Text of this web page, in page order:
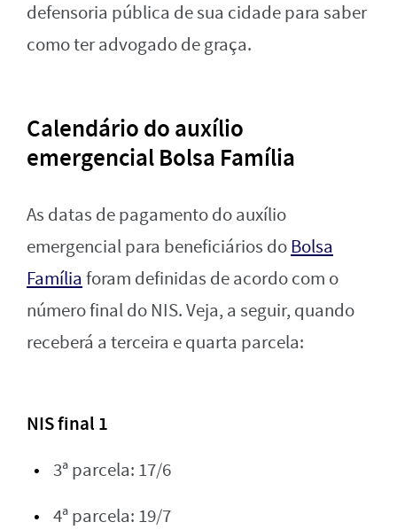
defensoria pública de sua cidade para saber
como ter advogado de graça.
Calendário do auxílio
emergencial Bolsa Família
As datas de pagamento do auxílio
emergencial para beneficiários doBolsa
Famíliaforam definidas de acordo com o
número final do NIS. Veja, a seguir, quando
receberá a terceira e quarta parcela:
NIS final 1
3ª parcela: 17/6
4ª parcela: 19/7